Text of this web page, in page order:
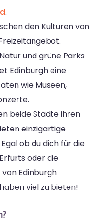
.
den Kulturen von
und grüne Parks
Edinburgh eine
wie Museen,
beide Städte ihren
einzigartige
ob du dich für die
oder die
Edinburgh
viel zu bieten!